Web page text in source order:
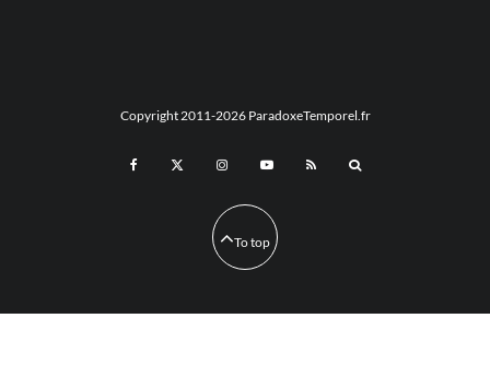
Copyright 2011-2026 ParadoxeTemporel.fr
To top